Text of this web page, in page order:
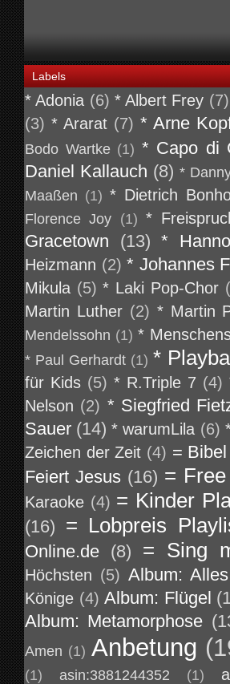
Labels
* Adonia (6) * Albert Frey (7)
(3) * Ararat (7) * Arne
Bodo Wartke (1) * Capo di
Daniel Kallauch (8) *
Maaßen (1) * Dietrich
Florence Joy (1) *
Gracetown (13) *
Heizmann (2) * Johannes
Mikula (5) * Laki Pop-Chor
Martin Luther (2) * Martin
Mendelssohn (1) *
* Paul Gerhardt (1) *
für Kids (5) * R.Triple 7 (4)
Nelson (2) * Siegfried
Sauer (14) * warumLila (6)
Zeichen der Zeit (4) =
Feiert Jesus (16) =
Karaoke (4) = Kinder
(16) = Lobpreis
Online.de (8) = Sing
Höchsten (5) Album:
Könige (4) Album: Flügel
Album: Metamorphose
Amen (1) Anbetung
(1) asin:3881244352 (1)